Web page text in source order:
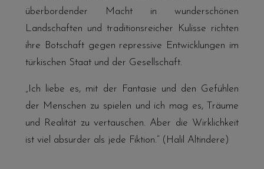
überbordender Macht in wunderschönen
Landschaften und traditionsreicher Kulisse richten
ihre Botschaft gegen repressive Entwicklungen im
türkischen Staat und der Gesellschaft.
„Ich liebe es, mit der Fantasie und den Gefühlen
der Menschen zu spielen und ich mag es, Träume
und Realität zu vertauschen. Aber die Wirklichkeit
ist viel absurder als jede Fiktion.“ (Halil Altindere)